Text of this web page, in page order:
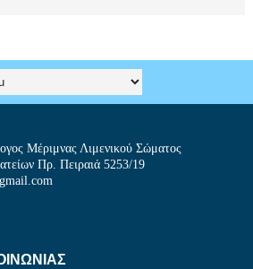
Μέριμνας Λιμενικού Σώματος
Πρ. Πειραιά 5253/19